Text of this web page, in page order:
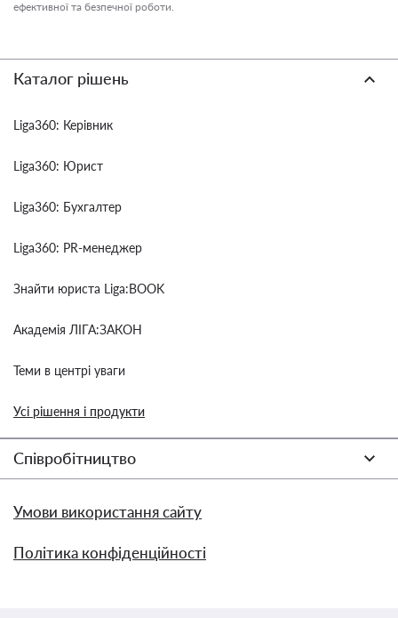
ефективної та безпечної роботи.
Каталог рішень
Liga360: Керівник
Liga360: Юрист
Liga360: Бухгалтер
Liga360: PR-менеджер
Знайти юриста Liga:BOOK
Академія ЛІГА:ЗАКОН
Теми в центрі уваги
Усі рішення і продукти
Співробітництво
Умови використання сайту
Політика конфіденційності